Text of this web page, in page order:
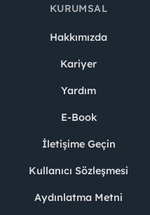
KURUMSAL
Hakkımızda
Kariyer
Yardım
E-Book
İletişime Geçin
Kullanıcı Sözleşmesi
Aydınlatma Metni